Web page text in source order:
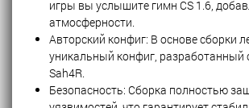
игры вы услышите гимн CS 1.6,
атмосферности.
Авторский конфиг: В основе сборки
уникальный конфиг, разработанный
Sah4R.
Безопасность: Сборка полностью